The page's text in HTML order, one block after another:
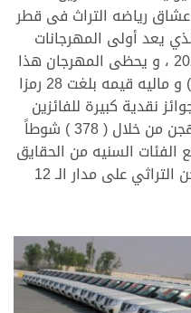
رياضه التراث فى قطر
يعد أولى المهرجانات
الرئيسيه لهذا الموسم 2022/ 2023 ، و يحظى المهرجان هذا
العام بجوائز عينيه (سيارات نقدية) و ماليه قيمه بلغت 28 رمزا
نقدية كبيرة للفائزين
بالمراكز الأولى تتنافس عليها الهجن من خلال ( 378 ) شوطاً
الفئات السنيه من الحقايق
حتى الحيل والزمول و سباق الهجن التراثي على مدار الـ 12